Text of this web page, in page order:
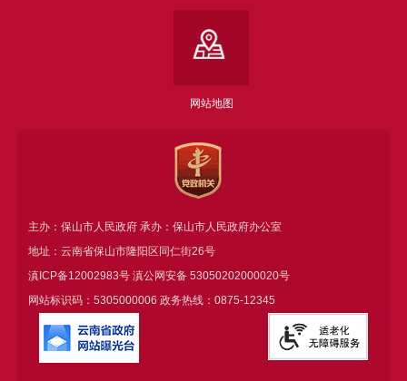
网站地图
主办：保山市人民政府 承办：保山市人民政府办公室
地址：云南省保山市隆阳区同仁街26号
滇ICP备12002983号滇公网安备 53050202000020号
网站标识码：5305000006 政务热线：0875-12345